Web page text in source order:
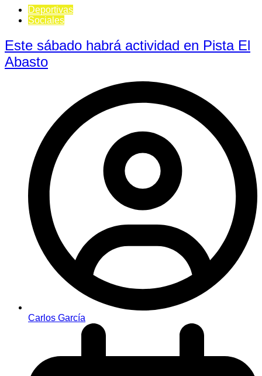
Deportivas
Sociales
Este sábado habrá actividad en Pista El
Abasto
Carlos García